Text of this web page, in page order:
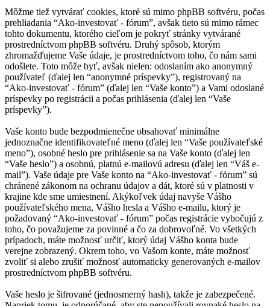
Môžme tiež vytvárať cookies, ktoré sú mimo phpBB softvéru, počas
prehliadania “Ako-investovať - fórum”, avšak tieto sú mimo rámec
tohto dokumentu, ktorého cieľom je pokryť stránky vytvárané
prostredníctvom phpBB softvéru. Druhý spôsob, ktorým
zhromažďujeme Vaše údaje, je prostredníctvom toho, čo nám sami
odošlete. Toto môže byť, avšak nielen: odoslaním ako anonymný
používateľ (ďalej len “anonymné príspevky”), registrovaný na
“Ako-investovať - fórum” (ďalej len “Vaše konto”) a Vami odoslané
príspevky po registrácii a počas prihlásenia (ďalej len “Vaše
príspevky”).
Vaše konto bude bezpodmienečne obsahovať minimálne
jednoznačne identifikovateľné meno (ďalej len “Vaše používateľské
meno”), osobné heslo pre prihlásenie sa na Vaše konto (ďalej len
“Vaše heslo”) a osobnú, platnú e-mailovú adresu (ďalej len “Váš e-
mail”). Vaše údaje pre Vaše konto na “Ako-investovať - fórum” sú
chránené zákonom na ochranu údajov a dát, ktoré sú v platnosti v
krajine kde sme umiestnení. Akýkoľvek údaj navyše Vášho
používateľského mena, Vášho hesla a Vášho e-mailu, ktorý je
požadovaný “Ako-investovať - fórum” počas registrácie vybočujú z
toho, čo považujeme za povinné a čo za dobrovoľné. Vo všetkých
prípadoch, máte možnosť určiť, ktorý údaj Vášho konta bude
verejne zobrazený. Okrem toho, vo Vašom konte, máte možnosť
zvoliť si alebo zrušiť možnosť automaticky generovaných e-mailov
prostredníctvom phpBB softvéru.
Vaše heslo je šifrované (jednosmerný hash), takže je zabezpečené.